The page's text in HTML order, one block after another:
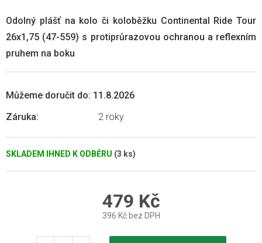
SKLADEM IHNED K ODBĚRU (3 ks)
Můžeme doručit do: 11.8.2026
Záruka: 2 roky
Odolný plášť na kolo či koloběžku Continental Ride Tour
26x1,75 (47-559) s protiprůrazovou ochranou a reflexním
pruhem na boku
479 Kč
396 Kč bez DPH
cena: